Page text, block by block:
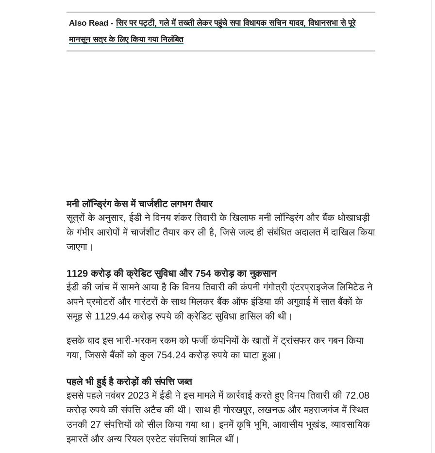
Also Read -सिर पर पट्टी, गले में तख्ती लेकर पहुंचे सपा विधायक सचिन यादव, विधानसभा से पूरे
मानसून सत्र के लिए किया गया निलंबित
मनी लॉन्ड्रिंग केस में चार्जशीट लगभग तैयार
सूत्रों के अनुसार, ईडी ने विनय शंकर तिवारी के खिलाफ मनी लॉन्ड्रिंग और बैंक धोखाधड़ी
के गंभीर आरोपों में चार्जशीट तैयार कर ली है, जिसे जल्द ही संबंधित अदालत में दाखिल किया
जाएगा।
1129 करोड़ की क्रेडिट सुविधा और 754 करोड़ का नुकसान
ईडी की जांच में सामने आया है कि विनय तिवारी की कंपनी गंगोत्री एंटरप्राइजेज लिमिटेड ने
अपने प्रमोटरों और गारंटरों के साथ मिलकर बैंक ऑफ इंडिया की अगुवाई में सात बैंकों के
समूह से 1129.44 करोड़ रुपये की क्रेडिट सुविधा हासिल की थी।
इसके बाद इस भारी-भरकम रकम को फर्जी कंपनियों के खातों में ट्रांसफर कर गबन किया
गया, जिससे बैंकों को कुल 754.24 करोड़ रुपये का घाटा हुआ।
पहले भी हुई है करोड़ों की संपत्ति जब्त
इससे पहले नवंबर 2023 में ईडी ने इस मामले में कार्रवाई करते हुए विनय तिवारी की 72.08
करोड़ रुपये की संपत्ति अटैच की थी। साथ ही गोरखपुर, लखनऊ और महराजगंज में स्थित
उनकी 27 संपत्तियों को सील किया गया था। इनमें कृषि भूमि, आवासीय भूखंड, व्यावसायिक
इमारतें और अन्य रियल एस्टेट संपत्तियां शामिल थीं।